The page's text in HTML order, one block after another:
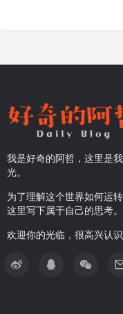
我是好奇的阿哲，这里是
光。
为了理解这个世界如何运
这里写下属于自己的思考。
欢迎你的光临，很高兴认识